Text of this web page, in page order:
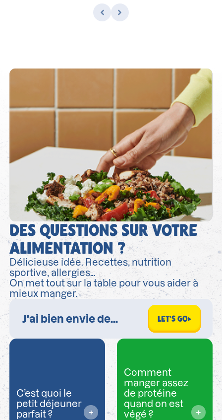
DES QUESTIONS SUR VOTRE
ALIMENTATION ?
Délicieuse idée. Recettes, nutrition
sportive, allergies…
On met tout sur la table pour vous aider à
mieux manger.
LET'S GO
C’est quoi le
petit déjeuner
parfait ?
Comment
manger assez
de protéine
quand on est
végé ?